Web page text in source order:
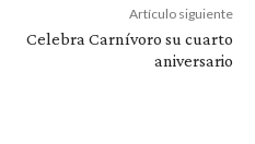
Artículo siguiente
Celebra Carnívoro su cuarto
aniversario